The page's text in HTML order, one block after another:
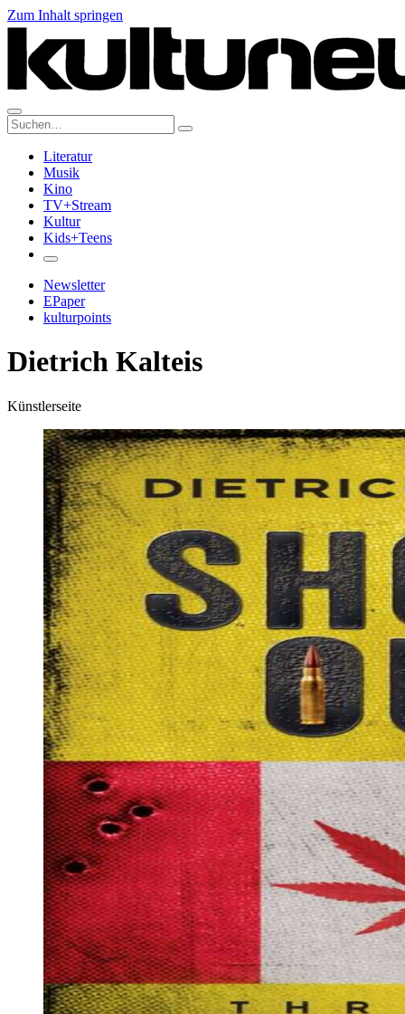
Zum Inhalt springen
Suche:
Literatur
Musik
Kino
TV+Stream
Kultur
Kids+Teens
Newsletter
EPaper
kulturpoints
Dietrich Kalteis
Künstlerseite